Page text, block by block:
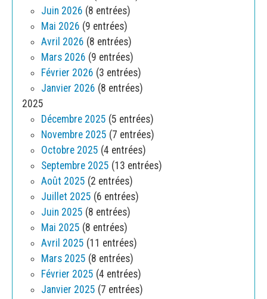
Juin 2026 (8 entrées)
Mai 2026 (9 entrées)
Avril 2026 (8 entrées)
Mars 2026 (9 entrées)
Février 2026 (3 entrées)
Janvier 2026 (8 entrées)
2025
Décembre 2025 (5 entrées)
Novembre 2025 (7 entrées)
Octobre 2025 (4 entrées)
Septembre 2025 (13 entrées)
Août 2025 (2 entrées)
Juillet 2025 (6 entrées)
Juin 2025 (8 entrées)
Mai 2025 (8 entrées)
Avril 2025 (11 entrées)
Mars 2025 (8 entrées)
Février 2025 (4 entrées)
Janvier 2025 (7 entrées)